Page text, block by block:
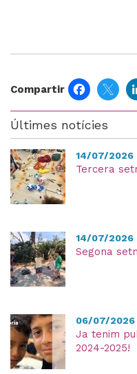
Compartir Facebook
Últimes notícies
14/07/2026
Tercera
14/07/2026
Segona
06/07/2026
Ja tenim
2024-2025!